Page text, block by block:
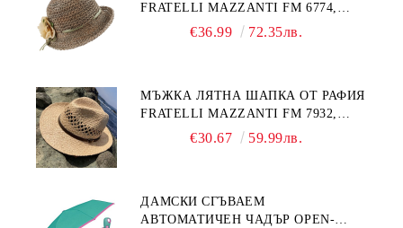
FRATELLI MAZZANTI FM 6774,
НАТУРАЛЕН/ЖЪЛТО ЦВЕТЕ
€36.99 72.35лв.
МЪЖКА ЛЯТНА ШАПКА ОТ РАФИЯ
FRATELLI MAZZANTI FM 7932,
НАТУРАЛЕН
€30.67 59.99лв.
ДАМСКИ СГЪВАЕМ
АВТОМАТИЧЕН ЧАДЪР OPEN-